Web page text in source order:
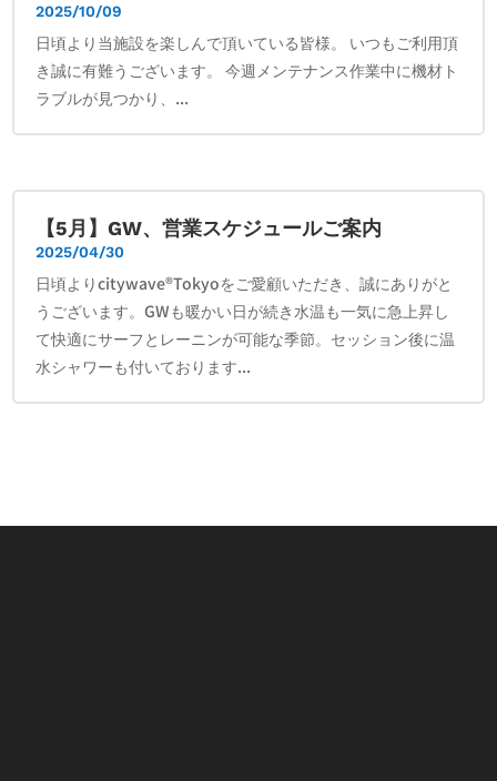
2025/10/09
日頃より当施設を楽しんで頂いている皆様。 いつもご利用頂
き誠に有難うございます。 今週メンテナンス作業中に機材ト
ラブルが見つかり、...
【5月】GW、営業スケジュールご案内
2025/04/30
日頃よりcitywave®Tokyoをご愛顧いただき、誠にありがと
うございます。GWも暖かい日が続き水温も一気に急上昇し
て快適にサーフとレーニンが可能な季節。セッション後に温
水シャワーも付いております...